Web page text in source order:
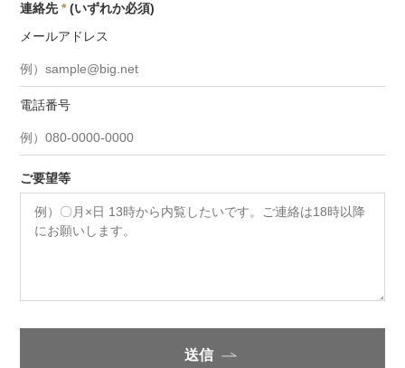
連絡先* (いずれか必須)
メールアドレス
電話番号
ご要望等
送信